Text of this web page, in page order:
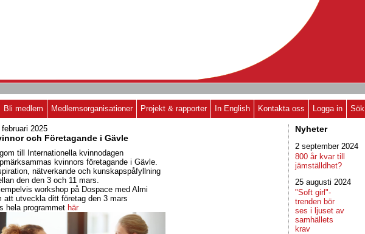
Bli medlem Medlemsorganisationer Projekt & rapporter In English Kontakta oss Logga in Sök
februari 2025
och Företagande i Gävle
till Internationella kvinnodagen
kvinnors företagande i Gävle.
nätverkande och kunskapspåfyllning
den den 3 och 11 mars.
workshop på Dospace med Almi
att utveckla ditt företag den 3 mars
hela programmet här
Nyheter
2 september 2024
800 år kvar till
jämställdhet?
25 augusti 2024
"Soft girl"-
trenden bör
ses i ljuset av
samhällets
krav